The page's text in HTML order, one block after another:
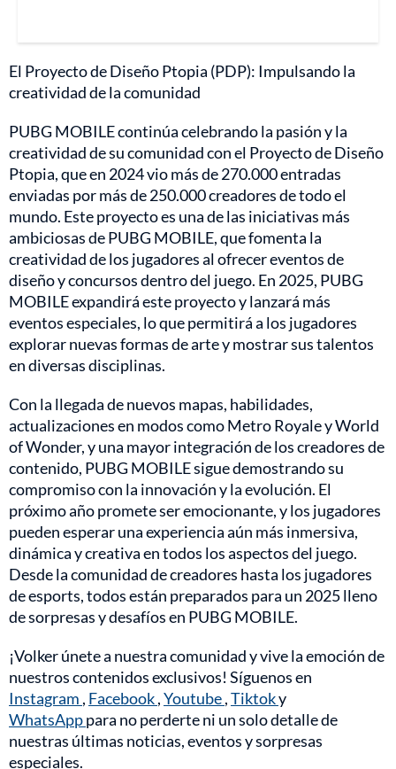
El Proyecto de Diseño Ptopia (PDP): Impulsando la
creatividad de la comunidad
PUBG MOBILE continúa celebrando la pasión y la
creatividad de su comunidad con el Proyecto de Diseño
Ptopia, que en 2024 vio más de 270.000 entradas
enviadas por más de 250.000 creadores de todo el
mundo. Este proyecto es una de las iniciativas más
ambiciosas de PUBG MOBILE, que fomenta la
creatividad de los jugadores al ofrecer eventos de
diseño y concursos dentro del juego. En 2025, PUBG
MOBILE expandirá este proyecto y lanzará más
eventos especiales, lo que permitirá a los jugadores
explorar nuevas formas de arte y mostrar sus talentos
en diversas disciplinas.
Con la llegada de nuevos mapas, habilidades,
actualizaciones en modos como Metro Royale y World
of Wonder, y una mayor integración de los creadores de
contenido, PUBG MOBILE sigue demostrando su
compromiso con la innovación y la evolución. El
próximo año promete ser emocionante, y los jugadores
pueden esperar una experiencia aún más inmersiva,
dinámica y creativa en todos los aspectos del juego.
Desde la comunidad de creadores hasta los jugadores
de esports, todos están preparados para un 2025 lleno
de sorpresas y desafíos en PUBG MOBILE.
¡Volker únete a nuestra comunidad y vive la emoción de
nuestros contenidos exclusivos! Síguenos en
Instagram , Facebook,Youtube,Tiktoky
WhatsApppara no perderte ni un solo detalle de
nuestras últimas noticias, eventos y sorpresas
especiales.